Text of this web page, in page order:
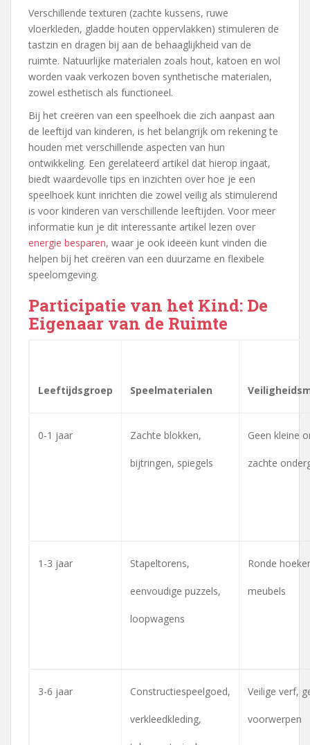
Verschillende texturen (zachte kussens, ruwe
vloerkleden, gladde houten oppervlakken) stimuleren de
tastzin en dragen bij aan de behaaglijkheid van de
ruimte. Natuurlijke materialen zoals hout, katoen en wol
worden vaak verkozen boven synthetische materialen,
zowel esthetisch als functioneel.
Bij het creëren van een speelhoek die zich aanpast aan
de leeftijd van kinderen, is het belangrijk om rekening te
houden met verschillende aspecten van hun
ontwikkeling. Een gerelateerd artikel dat hierop ingaat,
biedt waardevolle tips en inzichten over hoe je een
speelhoek kunt inrichten die zowel veilig als stimulerend
is voor kinderen van verschillende leeftijden. Voor meer
informatie kun je dit interessante artikel lezen over
energie besparen, waar je ook ideeën kunt vinden die
helpen bij het creëren van een duurzame en flexibele
speelomgeving.
Participatie van het Kind: De
Eigenaar van de Ruimte
Leeftijdsgroep Speelmaterialen
0-1 jaar Zachte blokken,
bijtringen, spiegels
Geen kleine
zachte
1-3 jaar Stapeltorens,
eenvoudige puzzels,
loopwagens
Ronde
meubels
3-6 jaar Constructiespeelgoed,
verkleedkleding,
Veilige verf,
voorwerpen